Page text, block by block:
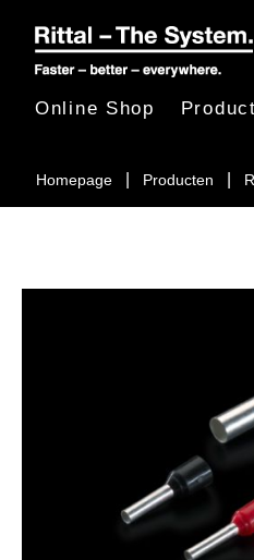
Homepage Producten
Online Shop